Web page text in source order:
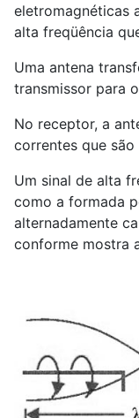
eletromagnéticas
alta freqüência
Uma antena
transmissor para
No receptor, a
correntes que
Um sinal de alta
como a formada
alternadamente
conforme mostra